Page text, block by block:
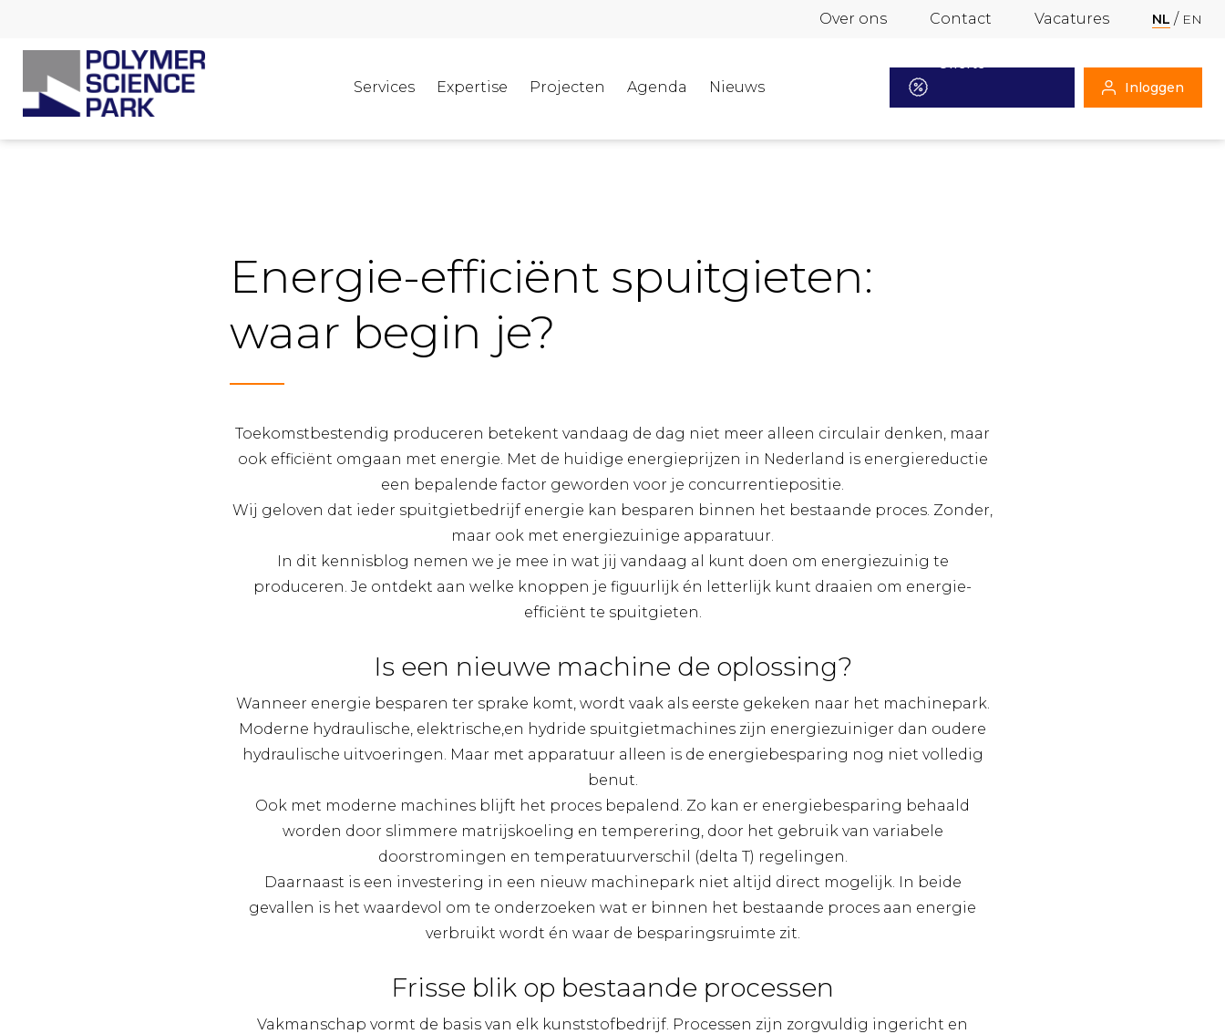
Over ons Contact Vacatures NL EN
Services Expertise Projecten Agenda Nieuws
Offerte
aanvragen
Inloggen
Energie-efficiënt spuitgieten:
waar begin je?
Toekomstbestendig produceren betekent vandaag de dag niet meer alleen circulair denken, maar
ook efficiënt omgaan met energie. Met de huidige energieprijzen in Nederland is energiereductie
een bepalende factor geworden voor je concurrentiepositie.
Wij geloven dat ieder spuitgietbedrijf energie kan besparen binnen het bestaande proces. Zonder,
maar ook met energiezuinige apparatuur.
In dit kennisblog nemen we je mee in wat jij vandaag al kunt doen om energiezuinig te
produceren. Je ontdekt aan welke knoppen je figuurlijk én letterlijk kunt draaien om energie-
efficiënt te spuitgieten.
Is een nieuwe machine de oplossing?
Wanneer energie besparen ter sprake komt, wordt vaak als eerste gekeken naar het machinepark.
Moderne hydraulische, elektrische,en hydride spuitgietmachines zijn energiezuiniger dan oudere
hydraulische uitvoeringen. Maar met apparatuur alleen is de energiebesparing nog niet volledig
benut.
Ook met moderne machines blijft het proces bepalend. Zo kan er energiebesparing behaald
worden door slimmere matrijskoeling en temperering, door het gebruik van variabele
doorstromingen en temperatuurverschil (delta T) regelingen.
Daarnaast is een investering in een nieuw machinepark niet altijd direct mogelijk. In beide
gevallen is het waardevol om te onderzoeken wat er binnen het bestaande proces aan energie
verbruikt wordt én waar de besparingsruimte zit.
Frisse blik op bestaande processen
Vakmanschap vormt de basis van elk kunststofbedrijf. Processen zijn zorgvuldig ingericht en